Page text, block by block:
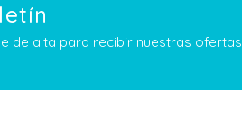
de alta para recibir nuestras